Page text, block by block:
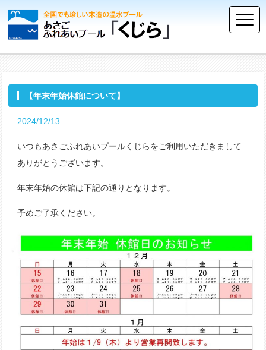
【年末年始休館について】
2024/12/13
いつもあさごふれあいプールくじらをご利用いただきまして
ありがとうございます。
年末年始の休館は下記の通りとなります。
予めご了承ください。